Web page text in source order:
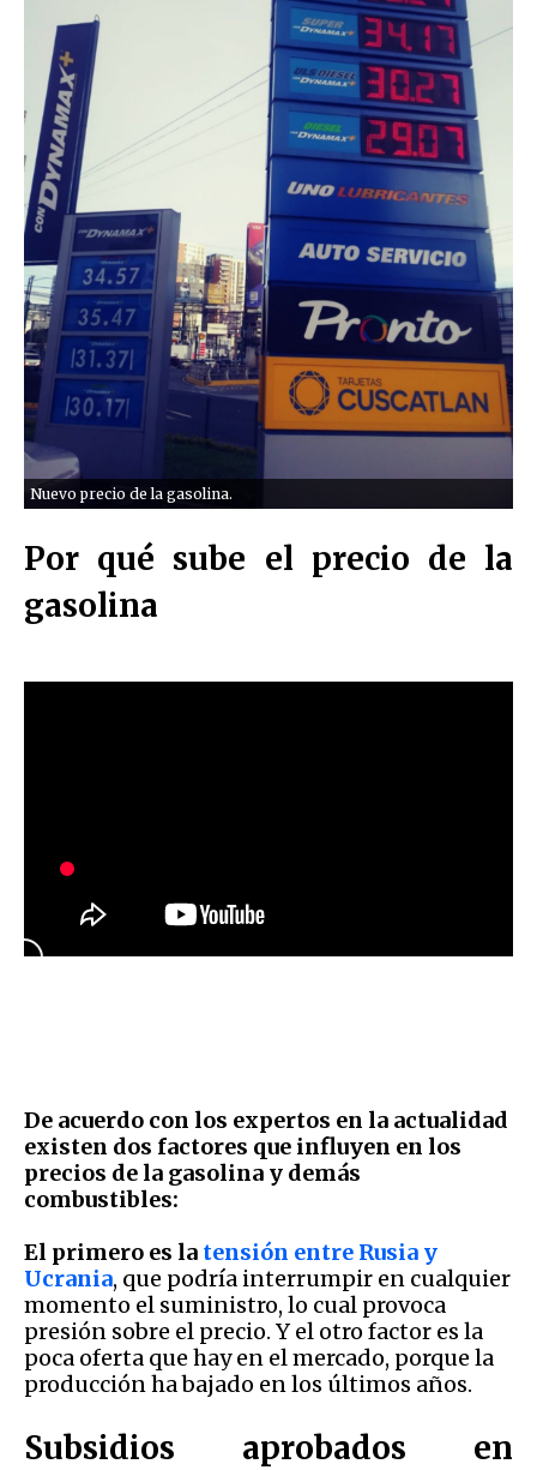
Nuevo precio de la gasolina.
Por qué sube el precio de la
gasolina
De acuerdo con los expertos en la actualidad
existen dos factores que influyen en los
precios de la gasolina y demás
combustibles:
El primero es la tensión entre Rusia y
Ucrania, que podría interrumpir en cualquier
momento el suministro, lo cual provoca
presión sobre el precio. Y el otro factor es la
poca oferta que hay en el mercado, porque la
producción ha bajado en los últimos años.
Subsidios aprobados en